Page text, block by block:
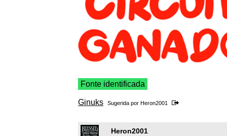
Fonte identificada
Ginuks Sugerida por Heron2001
Heron2001